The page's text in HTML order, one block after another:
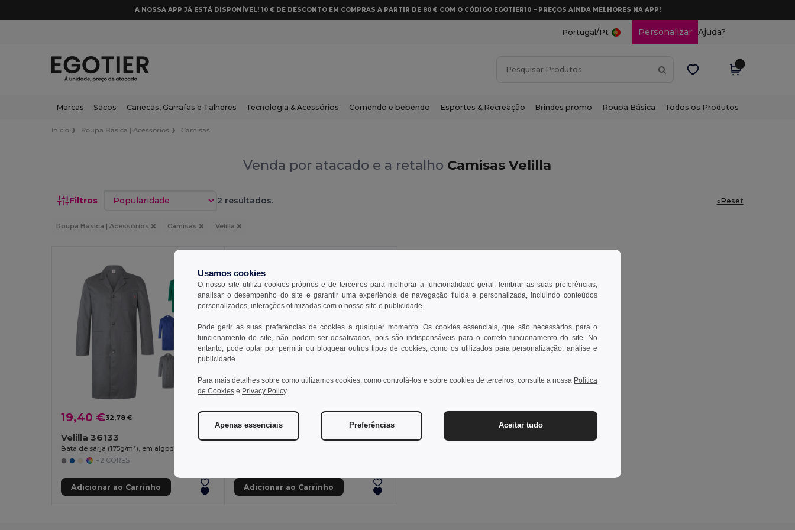
A NOSSA APP JÁ ESTÁ DISPONÍVEL! 10 € DE DESCONTO EM COMPRAS A PARTIR DE 80 € COM O CÓDIGO EGOTIER10 – PREÇOS AINDA MELHORES NA APP!
Portugal /Pt Personalizar Ajuda?
Marcas Sacos Canecas, Garrafas e Talheres Tecnologia & Acessórios Comendo e bebendo Esportes & Recreação Brindes promo Roupa Básica Todos os Produtos
Início Roupa Básica | Acessórios Camisas
Venda por atacado e a retalho Camisas Velilla
Filtros Classificar por 2 resultados. «Reset
Roupa Básica | Acessórios Camisas Velilla
19,40 €32,78 € -41%
Velilla 36133
+2 CORES
Adicionar ao Carrinho
28,85 €
Velilla 36129
Adicionar ao Carrinho
Usamos cookies
O nosso site utiliza cookies próprios e de terceiros para melhorar a funcionalidade geral, lembrar as suas preferências,
analisar o desempenho do site e garantir uma experiência de navegação fluida e personalizada, incluindo conteúdos
personalizados, interações otimizadas com o nosso site e publicidade.
Pode gerir as suas preferências de cookies a qualquer momento. Os cookies essenciais, que são necessários para o
funcionamento do site, não podem ser desativados, pois são indispensáveis para o correto funcionamento do site. No
entanto, pode optar por permitir ou bloquear outros tipos de cookies, como os utilizados para personalização, análise e
publicidade.
Para mais detalhes sobre como utilizamos cookies, como controlá-los e sobre cookies de terceiros, consulte a nossa Política
de Cookies e Privacy Policy.
Apenas essenciais Preferências Aceitar tudo